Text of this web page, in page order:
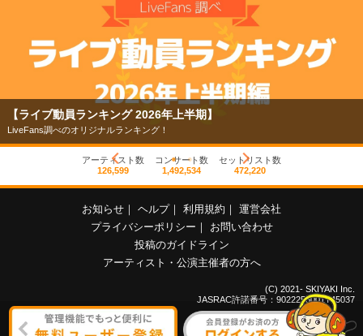
【ライブ動員ランキング 2026年上半期】
LiveFans調べのオリジナルランキング！
アーティスト数
126,599
コンサート数
1,492,534
セットリスト数
472,220
お知らせ ｜ ヘルプ｜ 利用規約 ｜ 運営会社
プライバシーポリシー ｜
お問い合わせ
投稿のガイドライン
アーティスト・公演主催者の方へ
(C) 2021- SKIYAKI Inc.
JASRAC許諾番号：9022255001Y45037